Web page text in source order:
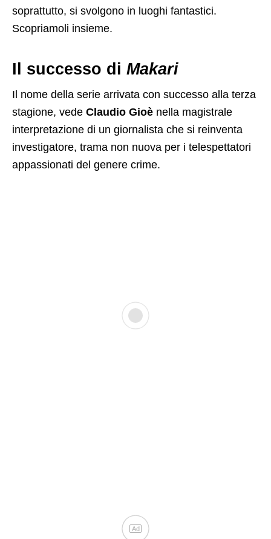
soprattutto, si svolgono in luoghi fantastici.
Scopriamoli insieme.
Il successo di Makari
Il nome della serie arrivata con successo alla terza
stagione, vede Claudio Gioè nella magistrale
interpretazione di un giornalista che si reinventa
investigatore, trama non nuova per i telespettatori
appassionati del genere crime.
Ad